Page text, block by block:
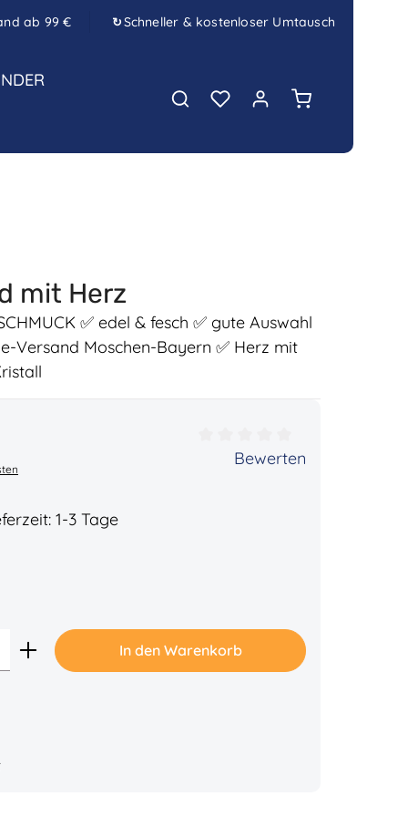
ab 99 € ↻Schneller & kostenloser Umtausch
Warenkorb
mit Herz
✅ edel & fesch ✅ gute Auswahl
Versand Moschen-Bayern ✅ Herz mit
Bewerten
1-3 Tage
den gewünschten Wert ein oder
In den Warenkorb